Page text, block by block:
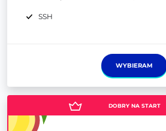
SSH
WYBIERAM